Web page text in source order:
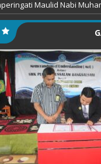
Maulid Nabi